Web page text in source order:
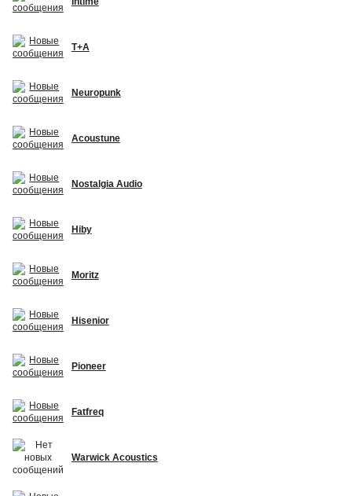
T+A
Neuropunk
Acoustune
Nostalgia Audio
Hiby
Moritz
Hisenior
Pioneer
Fatfreq
Warwick Acoustics